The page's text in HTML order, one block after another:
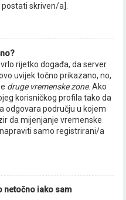
skriven/a].
rijetko događa, da server
uvijek točno prikazano, no,
druge vremenske zone. Ako
korisničkog profila tako da
odgovara području u kojem
da mijenjanje vremenske
samo registrirani/a
netočno iako sam